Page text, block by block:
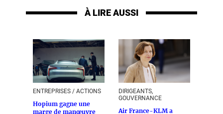
À LIRE AUSSI
ENTREPRISES / ACTIONS
Hopium gagne une
marge de manœuvre
DIRIGEANTS,
GOUVERNANCE
Air France-KLM a